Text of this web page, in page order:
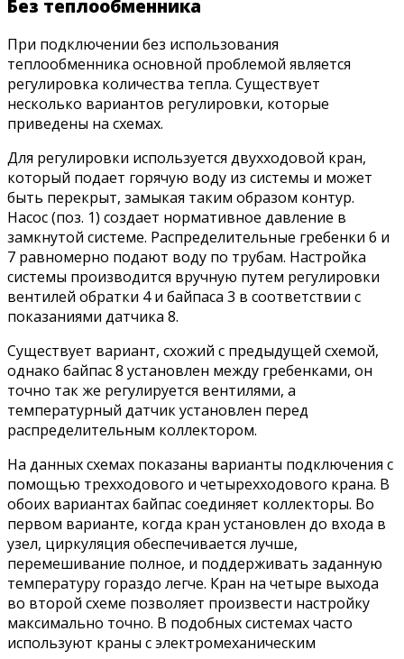
Без теплообменника
При подключении без использования
теплообменника основной проблемой является
регулировка количества тепла. Существует
несколько вариантов регулировки, которые
приведены на схемах.
Для регулировки используется двухходовой кран,
который подает горячую воду из системы и может
быть перекрыт, замыкая таким образом контур.
Насос (поз. 1) создает нормативное давление в
замкнутой системе. Распределительные гребенки 6 и
7 равномерно подают воду по трубам. Настройка
системы производится вручную путем регулировки
вентилей обратки 4 и байпаса 3 в соответствии с
показаниями датчика 8.
Существует вариант, схожий с предыдущей схемой,
однако байпас 8 установлен между гребенками, он
точно так же регулируется вентилями, а
температурный датчик установлен перед
распределительным коллектором.
На данных схемах показаны варианты подключения с
помощью трехходового и четырехходового крана. В
обоих вариантах байпас соединяет коллекторы. Во
первом варианте, когда кран установлен до входа в
узел, циркуляция обеспечивается лучше,
перемешивание полное, и поддерживать заданную
температуру гораздо легче. Кран на четыре выхода
во второй схеме позволяет произвести настройку
максимально точно. В подобных системах часто
используют краны с электромеханическим